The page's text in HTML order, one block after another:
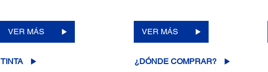
VER MÁS
TINTA
VER MÁS
¿DÓNDE COMPRAR?